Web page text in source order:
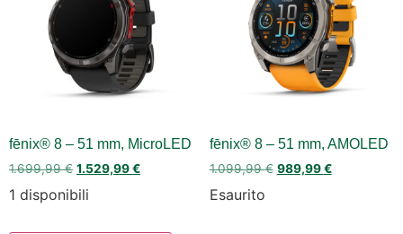
fēnix® 8 – 51 mm, MicroLED
1.699,99€ 1.529,99€
1 disponibili
fēnix® 8 – 51 mm, AMOLED
1.099,99€ 989,99€
Esaurito